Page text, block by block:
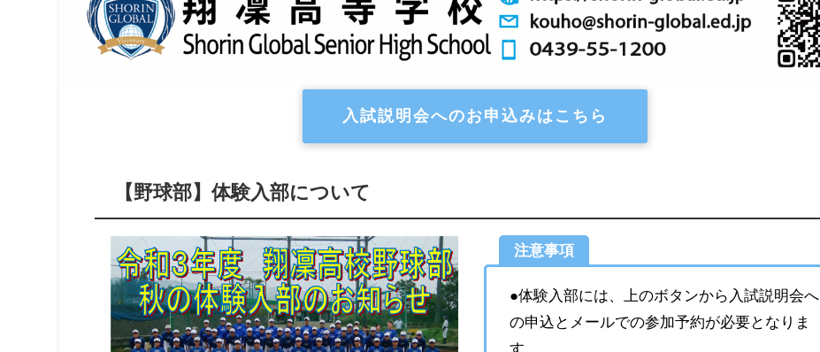
入試説明会へのお申込みはこちら
【野球部】体験入部について
注意事項
●体験入部には、上のボタンから入試説明会へ
の申込とメールでの参加予約が必要となりま
す。